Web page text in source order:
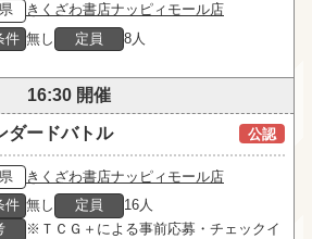
きくざわ書店ナッピィモール店
件 無し 定員 8人
16:30 開催
ダードバトル 公認
きくざわ書店ナッピィモール店
件 無し 定員
16人
※ＴＣＧ＋による事前応募・チェックイ